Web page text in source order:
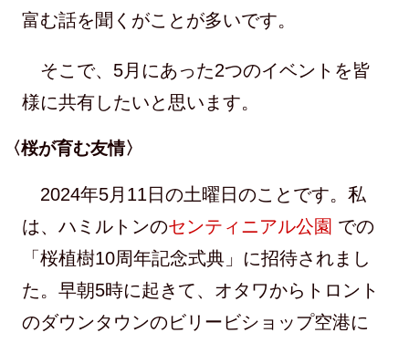
富む話を聞くがことが多いです。
そこで、5月にあった2つのイベントを皆
様に共有したいと思います。
〈桜が育む友情〉
2024年5月11日の土曜日のことです。私
は、ハミルトンのセンティニアル公園 での
「桜植樹10周年記念式典」に招待されまし
た。早朝5時に起きて、オタワからトロント
のダウンタウンのビリービショップ空港に